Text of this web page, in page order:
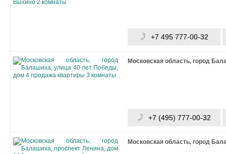
+7 495 777-00-32
Московская область, город
+7 (495) 777-00-32
Московская область, город